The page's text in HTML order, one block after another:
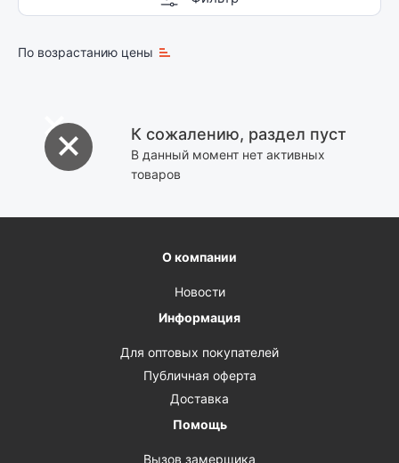
По возрастанию цены
К сожалению, раздел пуст
В данный момент нет активных
товаров
О компании
Новости
Информация
Для оптовых покупателей
Публичная оферта
Доставка
Помощь
Вызов замерщика